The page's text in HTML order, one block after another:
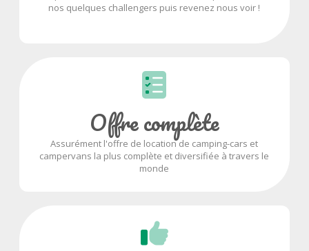
nos quelques challengers puis revenez nous voir !
Offre complète
Assurément l'offre de location de camping-cars et
campervans la plus complète et diversifiée à travers le
monde